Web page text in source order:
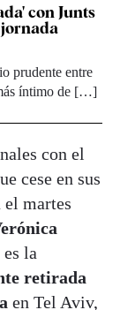
con Junts
prudente entre
íntimo de […]
con el
cese en sus
el martes
la
retirada
en Tel Aviv,